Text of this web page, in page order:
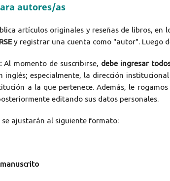
autores/as
artículos originales y reseñas de libros, en
y registrar una cuenta como "autor". Luego
Al momento de suscribirse, debe ingresar
inglés; especialmente, la dirección
a la que pertenece. Además, le
editando sus datos personales.
se ajustarán al siguiente formato: